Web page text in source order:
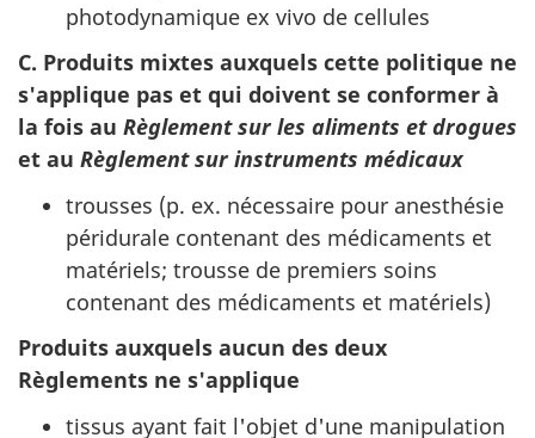
photodynamique ex vivo de cellules
C. Produits mixtes auxquels cette politique ne
s'applique pas et qui doivent se conformer à
la fois au Règlement sur les aliments et drogues
et au Règlement sur instruments médicaux
trousses (p. ex. nécessaire pour anesthésie
péridurale contenant des médicaments et
matériels; trousse de premiers soins
contenant des médicaments et matériels)
Produits auxquels aucun des deux
Règlements ne s'applique
tissus ayant fait l'objet d'une manipulation